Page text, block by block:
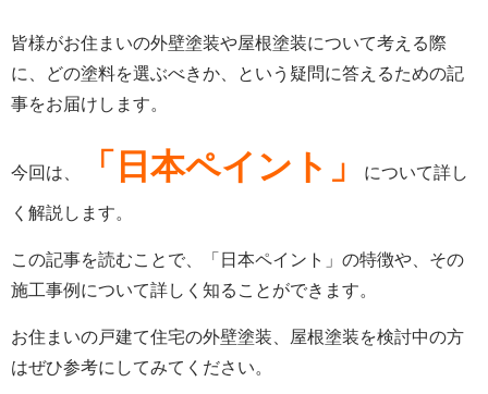
皆様がお住まいの外壁塗装や屋根塗装について考える際
に、どの塗料を選ぶべきか、という疑問に答えるための記
事をお届けします。
今回は、 「日本ペイント」 について詳し
く解説します。
この記事を読むことで、「日本ペイント」の特徴や、その
施工事例について詳しく知ることができます。
お住まいの戸建て住宅の外壁塗装、屋根塗装を検討中の方
はぜひ参考にしてみてください。